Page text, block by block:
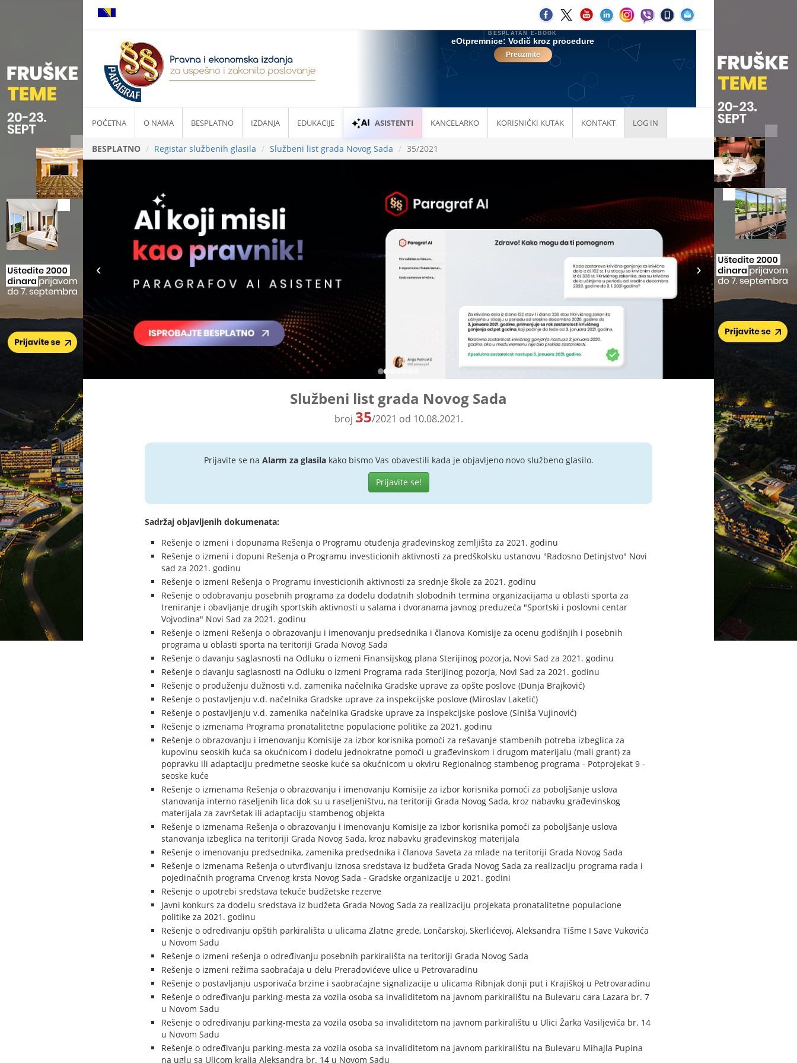
POČETNA O NAMA BESPLATNO IZDANJA EDUKACIJE ASISTENTI KANCELARKO KORISNIČKI KUTAK KONTAKT LOG IN
BESPLATNO Registar službenih glasila Službeni list grada Novog Sada 35/2021
Službeni list grada Novog Sada
broj 35/2021 od 10.08.2021.
Prijavite se na Alarm za glasilakako bismo Vas obavestili kada je objavljeno novo službeno glasilo.
Prijavite se!
Sadržaj objavljenih dokumenata:
Rešenje o izmeni i dopunama Rešenja o Programu otuđenja građevinskog zemljišta za 2021. godinu
Rešenje o izmeni i dopuni Rešenja o Programu investicionih aktivnosti za predškolsku ustanovu "Radosno Detinjstvo" Novi
sad za 2021. godinu
Rešenje o izmeni Rešenja o Programu investicionih aktivnosti za srednje škole za 2021. godinu
Rešenje o odobravanju posebnih programa za dodelu dodatnih slobodnih termina organizacijama u oblasti sporta za
treniranje i obavljanje drugih sportskih aktivnosti u salama i dvoranama javnog preduzeća "Sportski i poslovni centar
Vojvodina" Novi Sad za 2021. godinu
Rešenje o izmeni Rešenja o obrazovanju i imenovanju predsednika i članova Komisije za ocenu godišnjih i posebnih
programa u oblasti sporta na teritoriji Grada Novog Sada
Rešenje o davanju saglasnosti na Odluku o izmeni Finansijskog plana Sterijinog pozorja, Novi Sad za 2021. godinu
Rešenje o davanju saglasnosti na Odluku o izmeni Programa rada Sterijinog pozorja, Novi Sad za 2021. godinu
Rešenje o produženju dužnosti v.d. zamenika načelnika Gradske uprave za opšte poslove (Dunja Brajković)
Rešenje o postavljenju v.d. načelnika Gradske uprave za inspekcijske poslove (Miroslav Laketić)
Rešenje o postavljenju v.d. zamenika načelnika Gradske uprave za inspekcijske poslove (Siniša Vujinović)
Rešenje o izmenama Programa pronatalitetne populacione politike za 2021. godinu
Rešenje o obrazovanju i imenovanju Komisije za izbor korisnika pomoći za rešavanje stambenih potreba izbeglica za
kupovinu seoskih kuća sa okućnicom i dodelu jednokratne pomoći u građevinskom i drugom materijalu (mali grant) za
popravku ili adaptaciju predmetne seoske kuće sa okućnicom u okviru Regionalnog stambenog programa - Potprojekat 9 -
seoske kuće
Rešenje o izmenama Rešenja o obrazovanju i imenovanju Komisije za izbor korisnika pomoći za poboljšanje uslova
stanovanja interno raseljenih lica dok su u raseljeništvu, na teritoriji Grada Novog Sada, kroz nabavku građevinskog
materijala za završetak ili adaptaciju stambenog objekta
Rešenje o izmenama Rešenja o obrazovanju i imenovanju Komisije za izbor korisnika pomoći za poboljšanje uslova
stanovanja izbeglica na teritoriji Grada Novog Sada, kroz nabavku građevinskog materijala
Rešenje o imenovanju predsednika, zamenika predsednika i članova Saveta za mlade na teritoriji Grada Novog Sada
Rešenje o izmenama Rešenja o utvrđivanju iznosa sredstava iz budžeta Grada Novog Sada za realizaciju programa rada i
pojedinačnih programa Crvenog krsta Novog Sada - Gradske organizacije u 2021. godini
Rešenje o upotrebi sredstava tekuće budžetske rezerve
Javni konkurs za dodelu sredstava iz budžeta Grada Novog Sada za realizaciju projekata pronatalitetne populacione
politike za 2021. godinu
Rešenje o određivanju opštih parkirališta u ulicama Zlatne grede, Lončarskoj, Skerlićevoj, Aleksandra Tišme I Save Vukovića
u Novom Sadu
Rešenje o izmeni rešenja o određivanju posebnih parkirališta na teritoriji Grada Novog Sada
Rešenje o izmeni režima saobraćaja u delu Preradovićeve ulice u Petrovaradinu
Rešenje o postavljanju usporivača brzine i saobraćajne signalizacije u ulicama Ribnjak donji put i Krajiškoj u Petrovaradinu
Rešenje o određivanju parking-mesta za vozila osoba sa invaliditetom na javnom parkiralištu na Bulevaru cara Lazara br. 7
u Novom Sadu
Rešenje o određivanju parking-mesta za vozila osoba sa invaliditetom na javnom parkiralištu u Ulici Žarka Vasiljevića br. 14
u Novom Sadu
Rešenje o određivanju parking-mesta za vozila osoba sa invaliditetom na javnom parkiralištu na Bulevaru Mihajla Pupina
na uglu sa Ulicom kralja Aleksandra br. 14 u Novom Sadu